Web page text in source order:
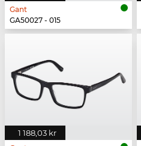
Gant
GA50027 - 015
1 188,03 kr